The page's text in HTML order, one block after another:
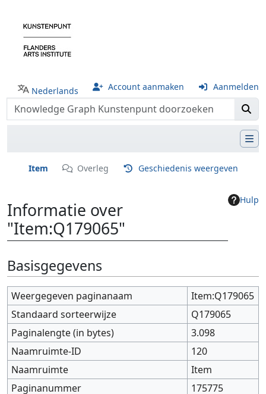
Nederlands Account aanmaken Aanmelden
Item Overleg Geschiedenis weergeven
Hulp
Informatie over
"Item:Q179065"
Ga naar:
Basisgegevens
Weergegeven paginanaam
Item:Q179065
Standaard sorteerwijze
Q179065
Paginalengte (in bytes)
3.098
Naamruimte-ID
120
Naamruimte
Item
Paginanummer
175775